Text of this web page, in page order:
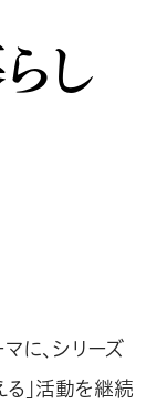
し
に、シリーズ
」活動を継続